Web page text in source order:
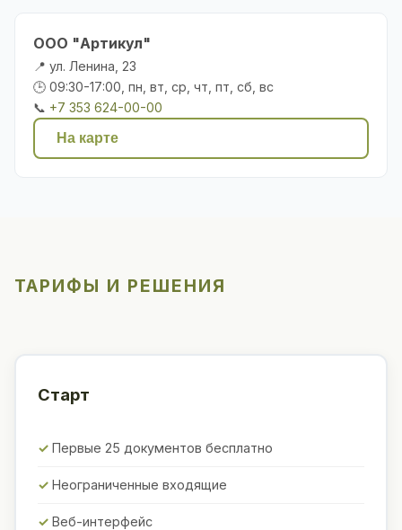
ООО "Артикул"
📍 ул. Ленина, 23
🕒 09:30-17:00, пн, вт, ср, чт, пт, сб, вс
📞 +7 353 624-00-00
На карте
ТАРИФЫ И РЕШЕНИЯ
Старт
Первые 25 документов бесплатно
Неограниченные входящие
Веб-интерфейс